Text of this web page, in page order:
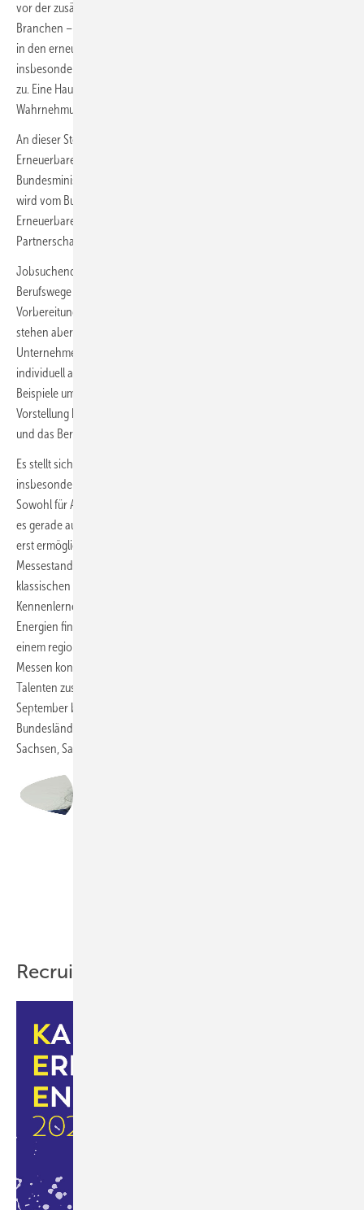
vor der zusätzlichen Herausforderung, dass – anders als in anderen
Branchen – Jobsuchenden und Quereinsteigenden die Berufsbilder
in den erneuerbaren Energien oftmals nicht vertraut sind. Dies trifft
insbesondere auf das berufserfahrene Personal jenseits der 30 Jahre
zu. Eine Hauptaufgabe des Recruitings ist es daher, diese
Wahrnehmungslücke zu durchbrechen.
An dieser Stelle setzt das Format der digitalen Karrieremesse
Erneuerbare Energien (KEE) unter der Schirmherrschaft des
Bundesministeriums für Wirtschaft und Klimaschutz an. Die Messe
wird vom Bundesverband WindEnergie e.V. und dem Bundesverband
Erneuerbare Energie e.V. organisiert, weitere Verbände sind an einer
Partnerschaft interessiert.
Jobsuchende erwartet ein vom Verband kuratiertes Programm, dass
Berufswege in die Branche aufzeigt und konkrete Tipps für die
Vorbereitung eines Quereinstiegs gibt. Im Mittelpunkt der Messe
stehen aber die von den teilnehmenden Ausstellern gestalteten
Unternehmens-Sessions. Hier haben Unternehmen die Möglichkeit,
individuell auf die Berufserfahrung der Jobsuchenden einzugehen.
Beispiele umfassen Interviews mit Fachgebietsleiter*innen oder die
Vorstellung konkreter Projekte in der Umsetzung, die den Arbeitsalltag
und das Berufsprofil für Quereinsteigende greifbarer machen.
Es stellt sich heraus, dass die Vorteile eines digitalen Formats
insbesondere in der Reduktion des Zeit- und Kostenaufwands liegen.
Sowohl für Aussteller als auch Teilnehmende entfällt die Anreise, was
es gerade auch beruflich eingespannten Fachkräften die Teilnahme
erst ermöglicht. Für Recruiter entfällt zusätzlich der Aufwand des
Messestandbaus. Was auch im digitalen Format überzeugt, sind
klassischen Kernargumente für einen Messebesuch: Chancen zum
Kennenlernen und Vernetzen. Die digitale Karrieremesse Erneuerbare
Energien findet zurzeit viermal im Jahr statt und widmet sich jeweils
einem regionalen Schwerpunkt pro Messe. Durch die ersten beiden
Messen konnten bereits erfolgreich Unternehmen mit den passenden
Talenten zusammengebracht werden. Der nächste Termin am 5. – 6.
September bietet Unternehmen und Jobsuchenden aus den
Bundesländern Berlin, Brandenburg, Mecklenburg-Vorpommern,
Sachsen, Sachsen-Anhalt und Thüringen einen Austausch.
Recruiting auf der KE­E 2024